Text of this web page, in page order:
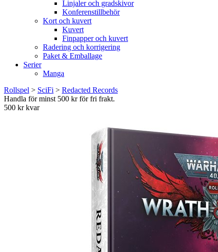
Linjaler och gradskivor
Konferenstillbehör
Kort och kuvert
Kuvert
Finpapper och kuvert
Radering och korrigering
Paket & Emballage
Serier
Manga
Rollspel > SciFi > Redacted Records
Handla för minst 500 kr för fri frakt.
500 kr kvar